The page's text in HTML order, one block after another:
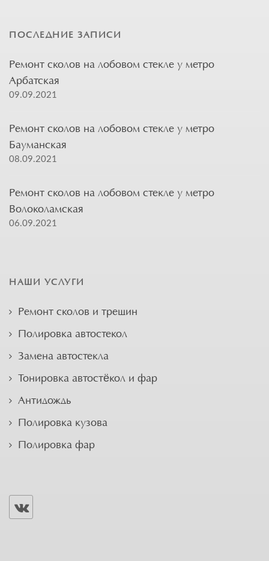
ПОСЛЕДНИЕ ЗАПИСИ
Ремонт сколов на лобовом стекле у метро
Арбатская
09.09.2021
Ремонт сколов на лобовом стекле у метро
Бауманская
08.09.2021
Ремонт сколов на лобовом стекле у метро
Волоколамская
06.09.2021
НАШИ УСЛУГИ
Ремонт сколов и трещин
Полировка автостекол
Замена автостекла
Тонировка автостёкол и фар
Антидождь
Полировка кузова
Полировка фар